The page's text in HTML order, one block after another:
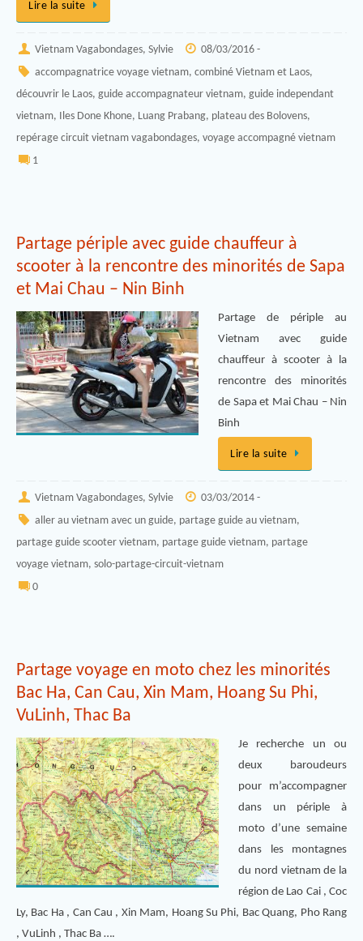
Lire la suite
Vietnam Vagabondages, Sylvie 08/03/2016 -
accompagnatrice voyage vietnam, combiné Vietnam et Laos,
découvrir le Laos, guide accompagnateur vietnam, guide independant
vietnam, Iles Done Khone, Luang Prabang, plateau des Bolovens,
repérage circuit vietnam vagabondages, voyage accompagné vietnam
1
Partage périple avec guide chauffeur à
scooter à la rencontre des minorités de Sapa
et Mai Chau – Nin Binh
Partage de périple au
Vietnam avec guide
chauffeur à scooter à la
rencontre des minorités
de Sapa et Mai Chau – Nin
Binh
Lire la suite
Vietnam Vagabondages, Sylvie 03/03/2014 -
aller au vietnam avec un guide, partage guide au vietnam,
partage guide scooter vietnam, partage guide vietnam, partage
voyage vietnam, solo-partage-circuit-vietnam
0
Partage voyage en moto chez les minorités
Bac Ha, Can Cau, Xin Mam, Hoang Su Phi,
VuLinh, Thac Ba
Je recherche un ou
deux baroudeurs
pour m’accompagner
dans un périple à
moto d’une semaine
dans les montagnes
du nord vietnam de la
région de Lao Cai , Coc
Ly, Bac Ha , Can Cau , Xin Mam, Hoang Su Phi, Bac Quang, Pho Rang
, VuLinh , Thac Ba ….